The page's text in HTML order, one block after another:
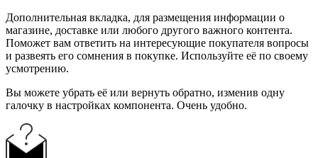
Дополнительная вкладка, для размещения информации о
магазине, доставке или любого другого важного контента.
Поможет вам ответить на интересующие покупателя вопросы
и развеять его сомнения в покупке. Используйте её по своему
усмотрению.
Вы можете убрать её или вернуть обратно, изменив одну
галочку в настройках компонента. Очень удобно.